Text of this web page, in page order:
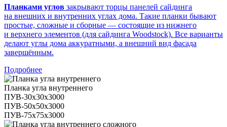
Планками углов закрывают торцы панелей сайдинга
на внешних и внутренних углах дома. Такие планки бывают
простые, сложные и сборные — состоящие из нижнего
и верхнего элементов (для сайдинга Woodstock). Все варианты
делают углы дома аккуратными, а внешний вид фасада
завершённым.
Подробнее
Планка угла внутреннего
ПУВ-30х30х3000
ПУВ-50х50х3000
ПУВ-75х75х3000